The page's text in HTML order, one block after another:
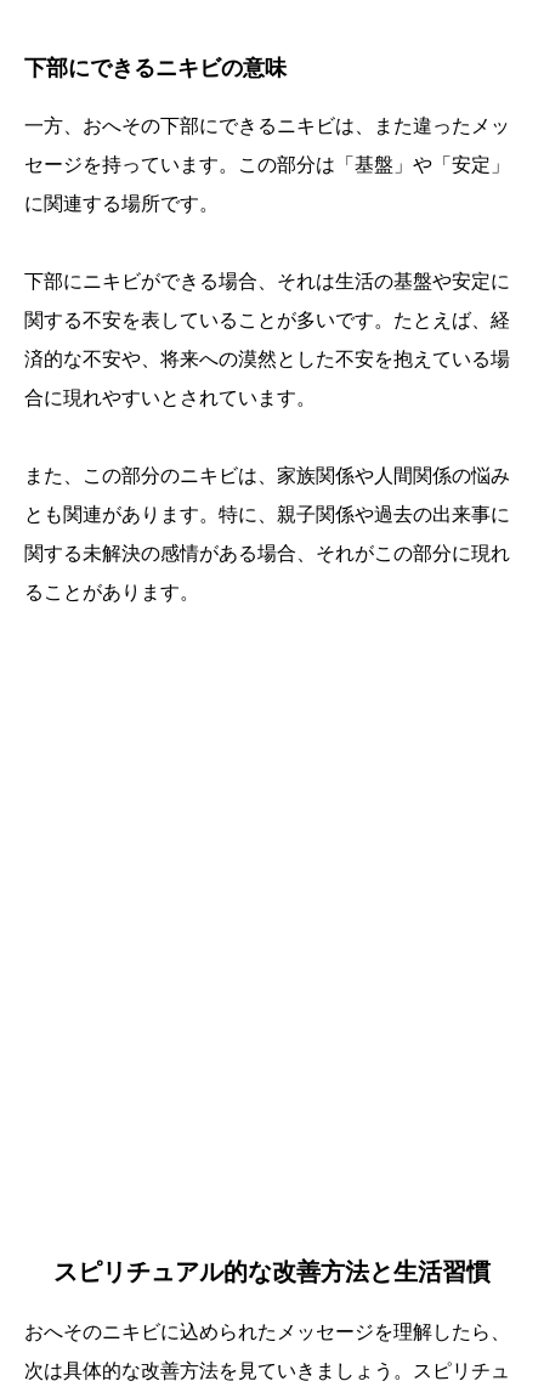
下部にできるニキビの意味
一方、おへその下部にできるニキビは、また違ったメッ
セージを持っています。この部分は「基盤」や「安定」
に関連する場所です。
下部にニキビができる場合、それは生活の基盤や安定に
関する不安を表していることが多いです。たとえば、経
済的な不安や、将来への漠然とした不安を抱えている場
合に現れやすいとされています。
また、この部分のニキビは、家族関係や人間関係の悩み
とも関連があります。特に、親子関係や過去の出来事に
関する未解決の感情がある場合、それがこの部分に現れ
ることがあります。
スピリチュアル的な改善方法と生活習慣
おへそのニキビに込められたメッセージを理解したら、
次は具体的な改善方法を見ていきましょう。スピリチュ